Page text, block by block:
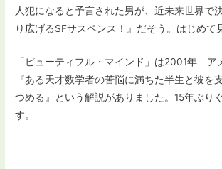
人犯になると予言された男が、近未来世界で
り広げるSFサスペンス！』だそう。はじめて
「ビューティフル・マインド」は2001年 ア
『ある天才数学者の苦悩に満ちた半生と彼を
つめる』という解説がありました。15年ぶり
す。